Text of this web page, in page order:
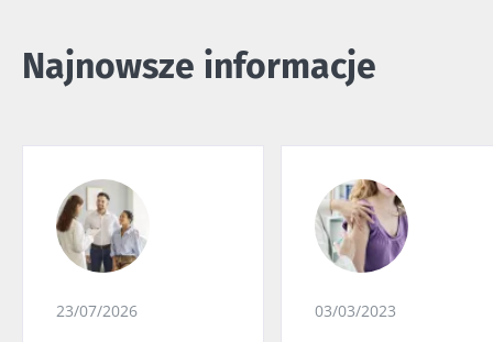
Najnowsze informacje
23/07/2026 03/03/2023